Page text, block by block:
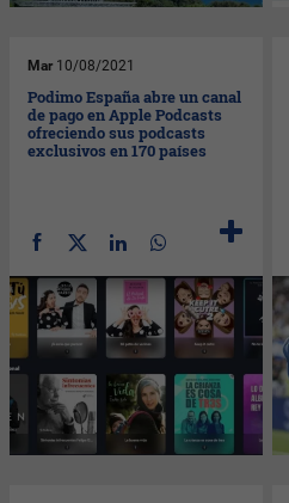
Mar 10/08/2021
Podimo España abre un canal
de pago en Apple Podcasts
ofreciendo sus podcasts
exclusivos en 170 países